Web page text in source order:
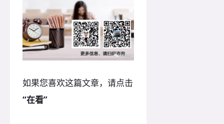
如果您喜欢这篇文章，请点击
“在看”